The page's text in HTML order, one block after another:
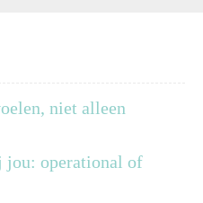
niet alleen
jou: operational of